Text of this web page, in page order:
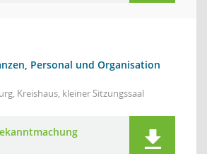
Personal und Organisation
Kreishaus, kleiner Sitzungssaal